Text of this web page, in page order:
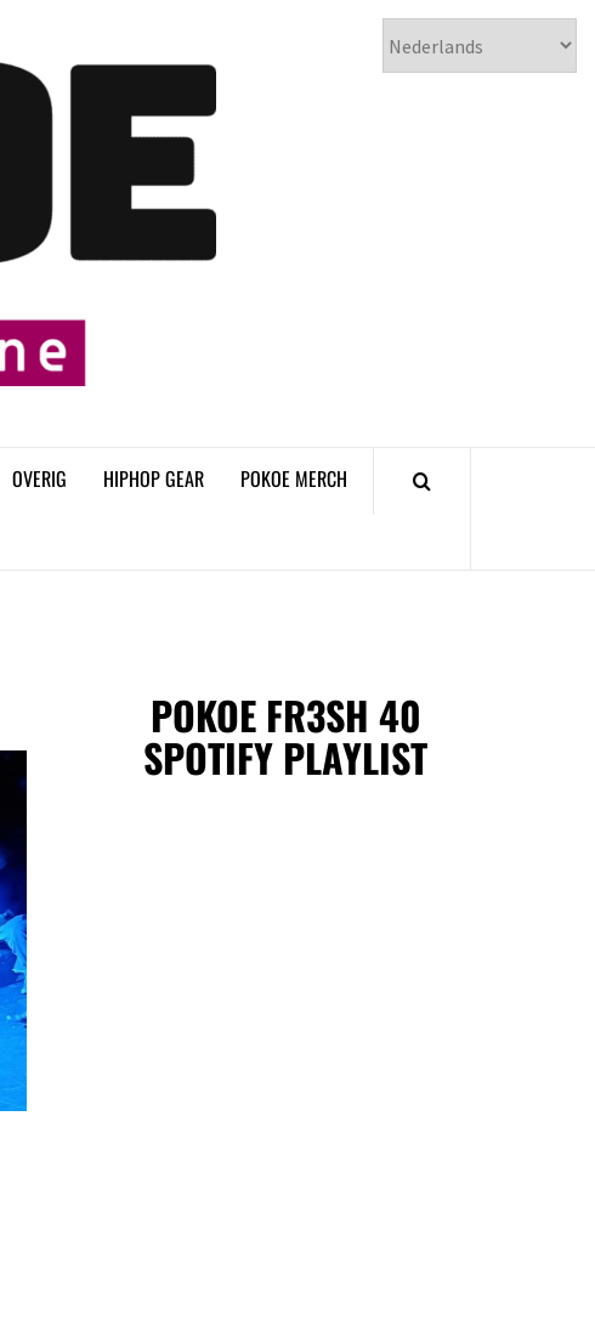
𝗣𝗢𝗞𝗢𝗘
OVERIG HIPHOP GEAR POKOE MERCH
POKOE FR3SH 40
SPOTIFY PLAYLIST